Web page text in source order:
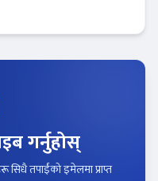
गर्नुहोस्
सिधै तपाईंको इमेलमा प्राप्त